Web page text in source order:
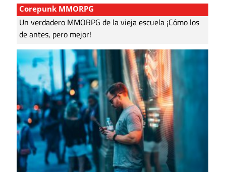
Corepunk MMORPG
Un verdadero MMORPG de la vieja escuela ¡Cómo los
de antes, pero mejor!